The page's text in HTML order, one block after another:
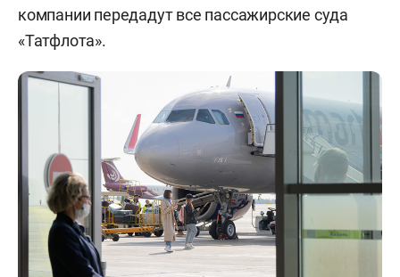
компании передадут все пассажирские суда
«Татфлота».